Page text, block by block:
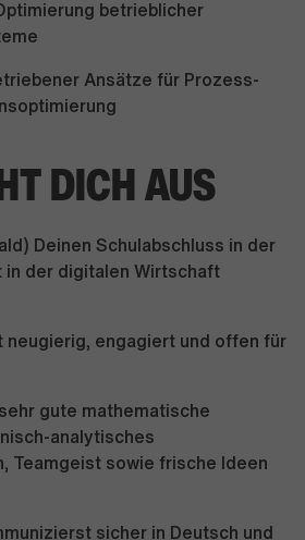
betrieblicher
Ansätze für Prozess-
DICH AUS
Deinen Schulabschluss in der
in der digitalen Wirtschaft
neugierig, engagiert und offen für
gute mathematische
analytisches
Teamgeist sowie frische Ideen
sicher in Deutsch und